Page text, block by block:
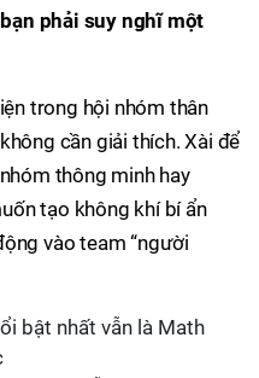
phải suy nghĩ một
trong hội nhóm thân
cần giải thích. Xài để
thông minh hay
tạo không khí bí ẩn
vào team “người